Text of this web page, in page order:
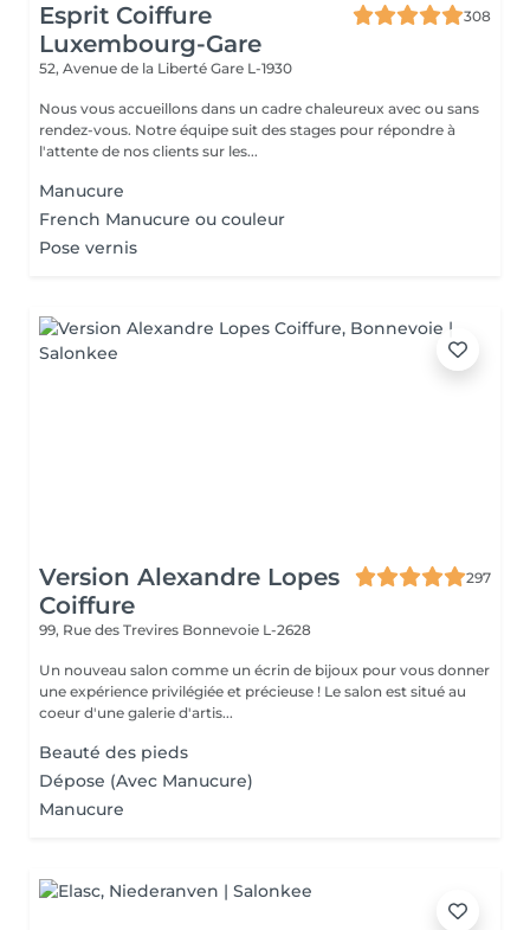
Esprit Coiffure
Luxembourg-Gare
308
52, Avenue de la Liberté Gare L-1930
Nous vous accueillons dans un cadre chaleureux avec ou sans
rendez-vous. Notre équipe suit des stages pour répondre à
l'attente de nos clients sur les...
Manucure
French Manucure ou couleur
Pose vernis
Version Alexandre Lopes
Coiffure
297
99, Rue des Trevires Bonnevoie L-2628
Un nouveau salon comme un écrin de bijoux pour vous donner
une expérience privilégiée et précieuse ! Le salon est situé au
coeur d'une galerie d'artis...
Beauté des pieds
Dépose (Avec Manucure)
Manucure